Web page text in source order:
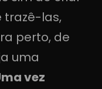
trazê-las,
perto, de
uma
vez